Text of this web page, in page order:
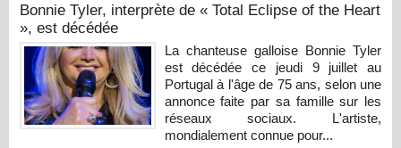
Bonnie Tyler, interprète de « Total Eclipse of the Heart
», est décédée
La chanteuse galloise Bonnie Tyler
est décédée ce jeudi 9 juillet au
Portugal à l'âge de 75 ans, selon une
annonce faite par sa famille sur les
réseaux sociaux. L'artiste,
mondialement connue pour...